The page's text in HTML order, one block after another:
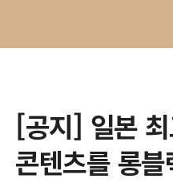
[공지] 일본
콘텐츠를 롱